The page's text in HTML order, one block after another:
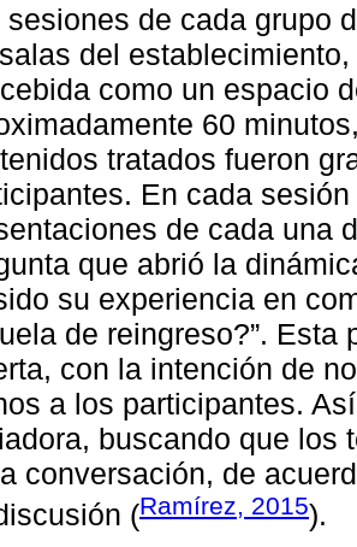
sesiones de cada grupo
del
como un espacio
60
tratados fueron
En cada
de cada una
que abrió la
su experiencia en
de reingreso?”. Esta
con la intención de
a los participantes.
buscando que los
conversación, de
(Ramírez, 2015).